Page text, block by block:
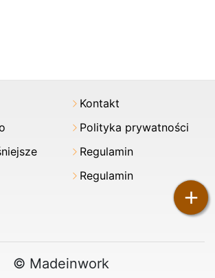
+
Kontakt
Polityka prywatności
Regulamin
Regulamin
© Madeinwork